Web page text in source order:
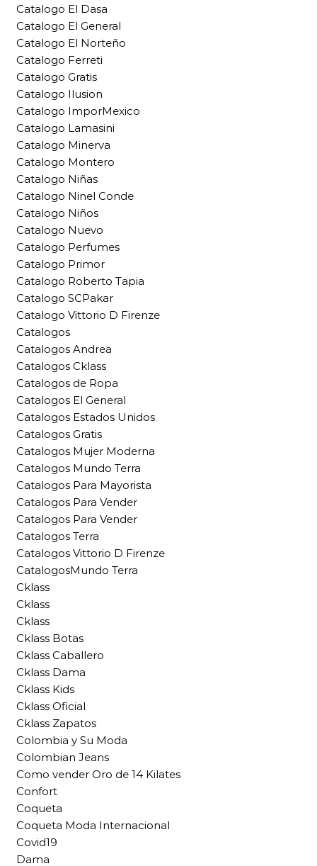
Catalogo El Dasa
Catalogo El General
Catalogo El Norteño
Catalogo Ferreti
Catalogo Gratis
Catalogo Ilusion
Catalogo ImporMexico
Catalogo Lamasini
Catalogo Minerva
Catalogo Montero
Catalogo Niñas
Catalogo Ninel Conde
Catalogo Niños
Catalogo Nuevo
Catalogo Perfumes
Catalogo Primor
Catalogo Roberto Tapia
Catalogo SCPakar
Catalogo Vittorio D Firenze
Catalogos
Catalogos Andrea
Catalogos Cklass
Catalogos de Ropa
Catalogos El General
Catalogos Estados Unidos
Catalogos Gratis
Catalogos Mujer Moderna
Catalogos Mundo Terra
Catalogos Para Mayorista
Catalogos Para Vender
Catalogos Para Vender
Catalogos Terra
Catalogos Vittorio D Firenze
CatalogosMundo Terra
Cklass
Cklass
Cklass
Cklass Botas
Cklass Caballero
Cklass Dama
Cklass Kids
Cklass Oficial
Cklass Zapatos
Colombia y Su Moda
Colombian Jeans
Como vender Oro de 14 Kilates
Confort
Coqueta
Coqueta Moda Internacional
Covid19
Dama